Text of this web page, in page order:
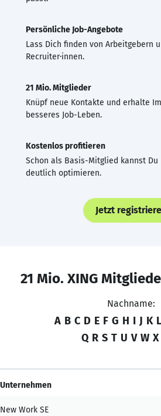
Persönliche Job-Angebote
Lass Dich finden von Arbeitgebern
Recruiter·innen.
21 Mio. Mitglieder
Knüpf neue Kontakte und erhalte
besseres Job-Leben.
Kostenlos profitieren
Schon als Basis-Mitglied kannst Du
deutlich optimieren.
Jetzt
21 Mio. XING
Nachname:
A B C D E F G H I J K L
Q R S T U V W X
Unternehmen
New Work SE